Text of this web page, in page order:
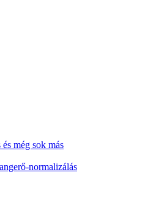
még sok más
normalizálás